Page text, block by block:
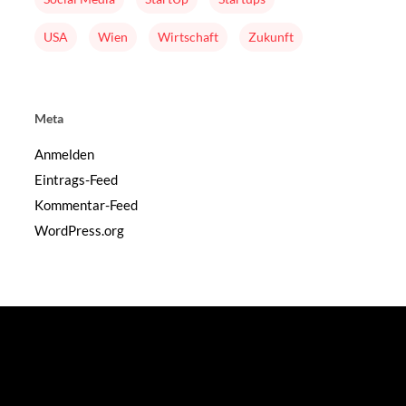
USA Wien Wirtschaft Zukunft
Meta
Anmelden
Eintrags-Feed
Kommentar-Feed
WordPress.org
Datenschutz
Feedback